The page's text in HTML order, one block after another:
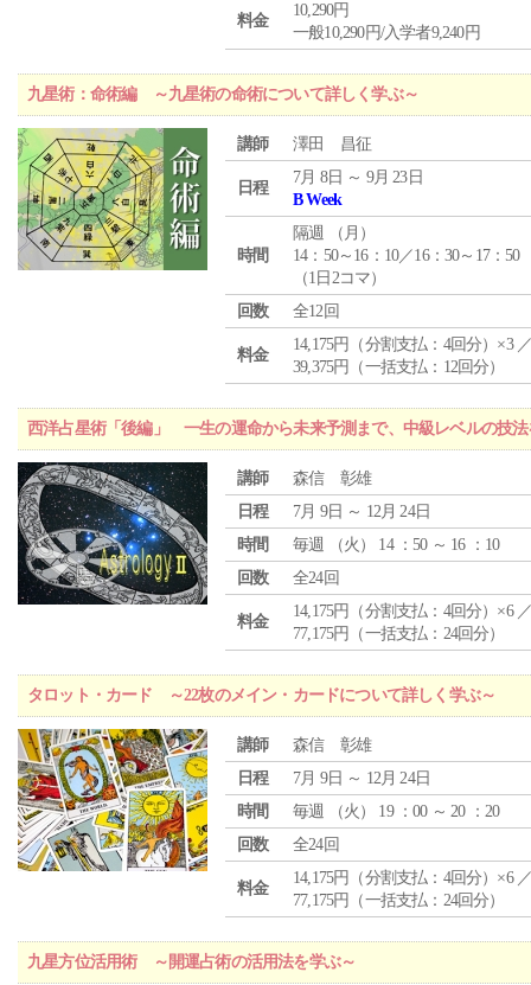
料金
10,290円
一般10,290円/入学者9,240円
九星術：命術編 ～九星術の命術について詳しく学ぶ～
講師 澤田 昌征
日程
7月 8日 ～ 9月 23日
B Week
時間
隔週 （ 月 ）
14：50～16：10／16：30～17：50
（1日2コマ）
回数
全12回
料金
14,175円（分割支払：4回分）×3
39,375円（一括支払：12回分）
西洋占星術「後編」 一生の運命から未来予測まで、中級レベルの技法
講師
森信 彰雄
日程
7月 9日 ～ 12月 24日
時間
毎週 （火 ） 14 ：50 ～ 16 ：10
回数
全24回
料金
14,175円（分割支払：4回分）×6
77,175円（一括支払：24回分）
タロット・カード ～22枚のメイン・カードについて詳しく学ぶ～
講師
森信 彰雄
日程
7月 9日 ～ 12月 24日
時間
毎週 （火 ） 19 ：00 ～ 20 ：20
回数
全24回
料金
14,175円（分割支払：4回分）×6
77,175円（一括支払：24回分）
九星方位活用術 ～開運占術の活用法を学ぶ～